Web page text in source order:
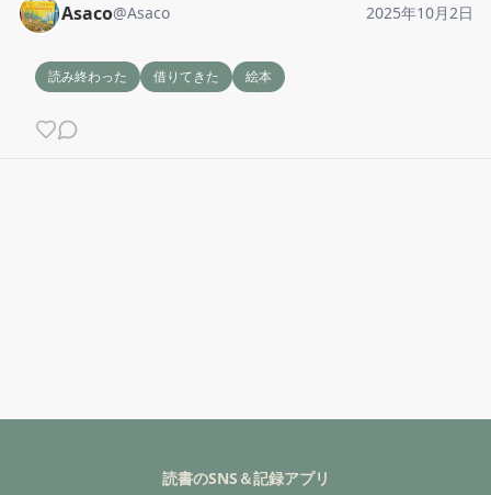
Asaco@Asaco 2025年10月2日
読み終わった 借りてきた 絵本
読書のSNS＆記録アプリ